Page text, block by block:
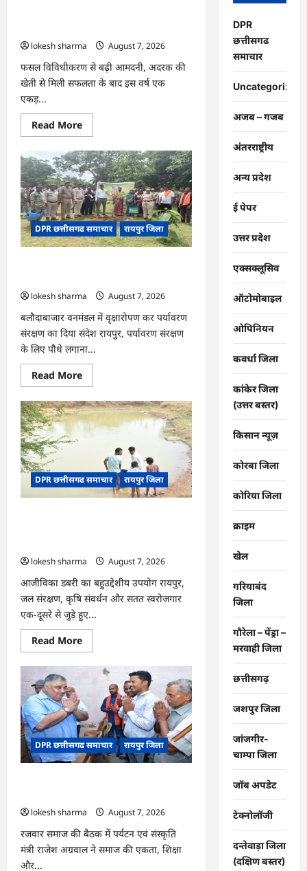
lokesh sharma
August 7, 2026
फसल विविधीकरण से बढ़ी आमदनी, अदरक की
खेती से मिली सफलता के बाद इस वर्ष एक
एकड़...
Read MoreRead
more
CG
:
धान
के
साथ
अदरक
की
खेती
ने
बदली
किसान
से
लाखों
का
मुनाफा
DPR छत्तीसगढ समाचार रायपुर जिला
lokesh sharma
August 7, 2026
बलौदाबाजार वनमंडल में वृक्षारोपण कर पर्यावरण
संरक्षण का दिया संदेश रायपुर, पर्यावरण संरक्षण
के लिए पौधे लगाना...
Read MoreRead
more
CG
:
वन
महोत्सव
माँ
के
नाम’
अभियान
DPR छत्तीसगढ समाचार रायपुर जिला
lokesh sharma
August 7, 2026
आजीविका डबरी का बहुउद्देशीय उपयोग रायपुर,
जल संरक्षण, कृषि संवर्धन और सतत स्वरोजगार
एक-दूसरे से जुड़े हुए...
Read MoreRead
more
CG
संरक्षण
से
बदला
जीवन
:
धमतरी
के
भोथापारा
आर्थिक
का
नया
आधार
DPR छत्तीसगढ समाचार रायपुर जिला
lokesh sharma
August 7, 2026
रजवार समाज की बैठक में पर्यटन एवं संस्कृति
मंत्री राजेश अग्रवाल ने समाज की एकता, शिक्षा
और...
DPR
छत्तीसगढ
समाचार
Uncategorized
अजब – गजब
अंतरराष्ट्रीय
अन्य प्रदेश
ई पेपर
उत्तर प्रदेश
एक्सक्लूसिव
ऑटोमोबाइल
ओपिनियन
कवर्धा जिला
कांकेर जिला
(उत्तर बस्तर)
किसान न्यूज़
कोरबा जिला
कोरिया जिला
क्राइम
खेल
गरियाबंद
जिला
गौरेला – पेंड्रा –
मरवाही जिला
छत्तीसगढ़
जशपुर जिला
जांजगीर-
चाम्पा जिला
जॉब अपडेट
टेक्नोलॉजी
दन्तेवाड़ा जिला
(दक्षिण बस्तर)